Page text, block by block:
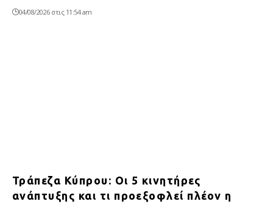
04/08/2026 στις 11:54 am
Τράπεζα Κύπρου: Οι 5 κινητήρες
ανάπτυξης και τι προεξοφλεί πλέον η